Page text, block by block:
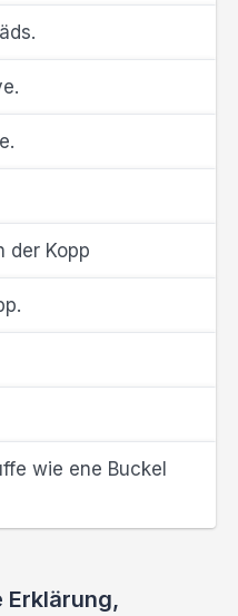
der Kopp
wie ene Buckel
Erklärung,